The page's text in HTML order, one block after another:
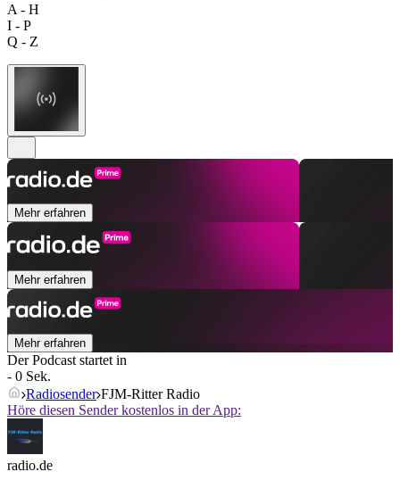
A - H
I - P
Q - Z
Mehr erfahren
Mehr erfahren
Mehr erfahren
Der Podcast startet in
- 0 Sek.
Radiosender FJM-Ritter Radio
Höre diesen Sender kostenlos in der App:
radio.de